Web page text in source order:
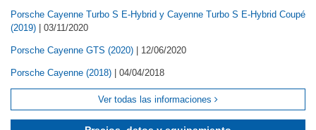
Porsche Cayenne Turbo S E-Hybrid y Cayenne Turbo S E-Hybrid Coupé
(2019)
03/11/2020
Porsche Cayenne GTS (2020) 12/06/2020
Porsche Cayenne (2018) 04/04/2018
Ver todas las informaciones